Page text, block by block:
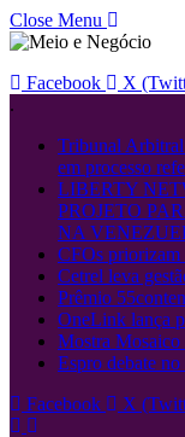
Close Menu
Facebook X
.
Tribunal
em processo
LIBERTY
PROJETO
NA
CFOs
Cetrel leva
Prêmio
OneLink lança
Mostra Mosaico
Espro debate
Facebook
X